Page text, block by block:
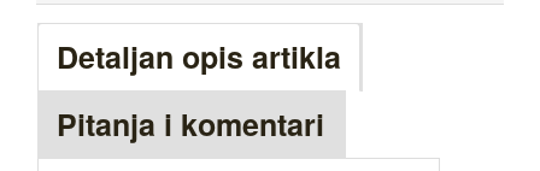
Detaljan opis artikla
Pitanja i komentari